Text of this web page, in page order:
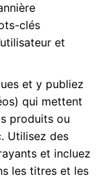
clés
et
et y publiez
qui mettent
produits ou
Utilisez des
et incluez
les titres et les